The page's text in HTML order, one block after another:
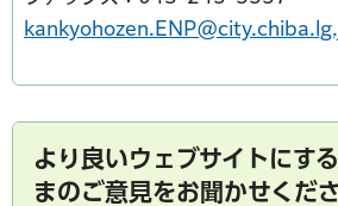
より良いウェブサイトにす
まのご意見をお聞かせくだ